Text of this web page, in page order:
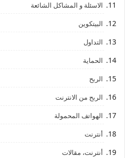
الاسئلة و المشاكل الشائعة
البيتكوين
التداول
الحماية
الربح
الربح من الانترنت
الهواتف المحمولة
أنترنت
أنترنت، مقالات